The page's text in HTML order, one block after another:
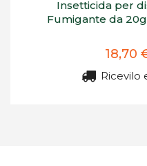
Insetticida per
Fumigante da
18,70
Ricevilo